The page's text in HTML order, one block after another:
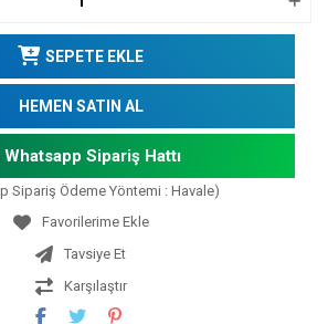
SEPETE EKLE
HEMEN SATIN AL
Whatsapp Sipariş Hattı
Sipariş Ödeme Yöntemi : Havale)
Tavsiye Et
Karşılaştır